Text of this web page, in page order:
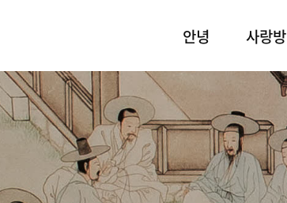
안녕 사랑방